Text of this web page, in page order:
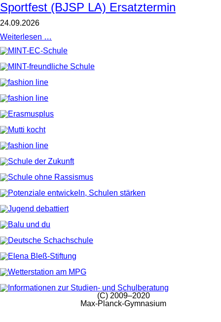
im
Foyer
eingeladen.
Die
Brettspiel-
AG
freut
Gewalt
im
Stufe
8
Sportfest (BJSP LA) Ersatztermin
24.09.2026
Weiterlesen …
LA)
(C) 2009–2020
Max-Planck-Gymnasium